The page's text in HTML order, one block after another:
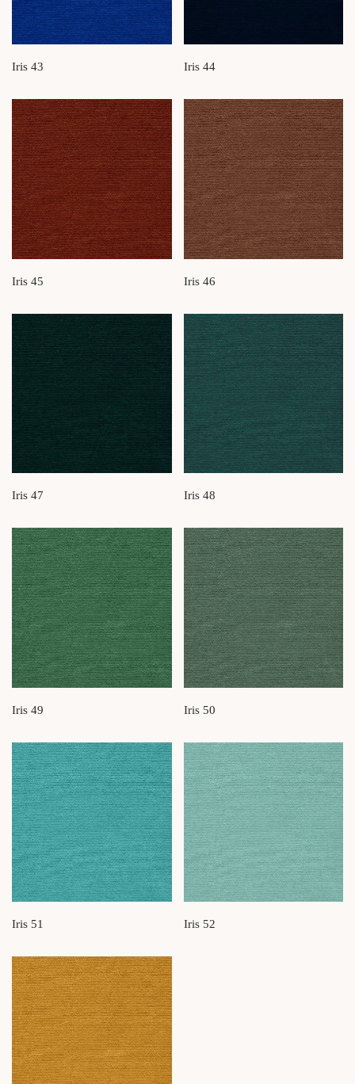
Iris 43 Iris 44
Iris 45 Iris 46
Iris 47 Iris 48
Iris 49 Iris 50
Iris 51 Iris 52